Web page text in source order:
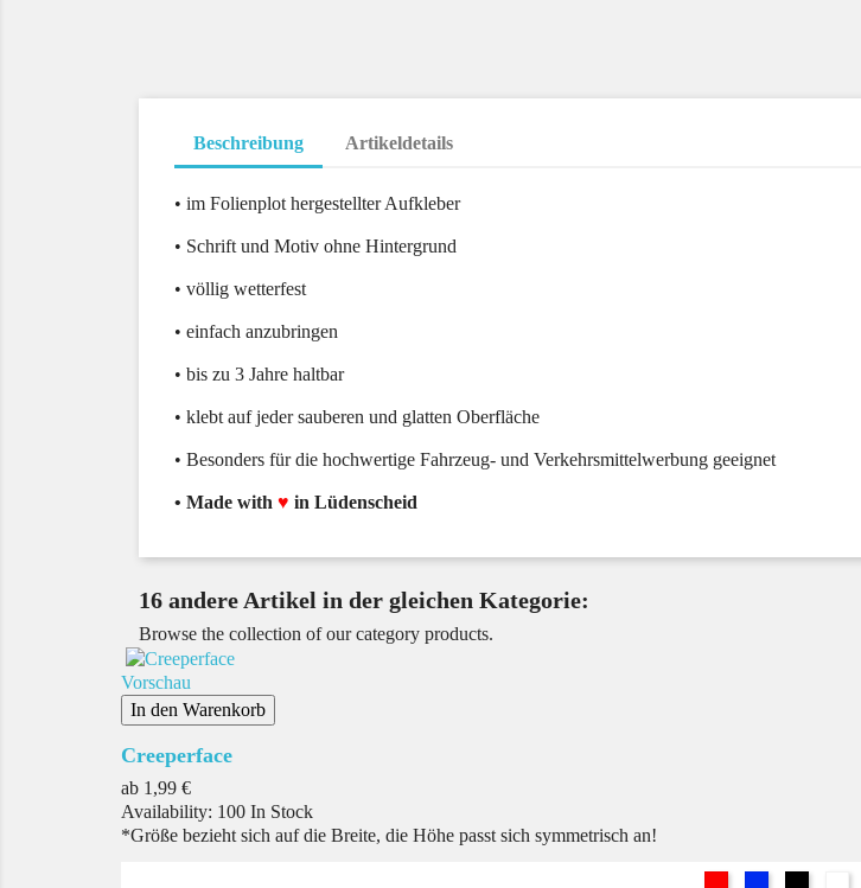
Beschreibung Artikeldetails
• im Folienplot hergestellter Aufkleber
• Schrift und Motiv ohne Hintergrund
• völlig wetterfest
• einfach anzubringen
• bis zu 3 Jahre haltbar
• klebt auf jeder sauberen und glatten Oberfläche
• Besonders für die hochwertige Fahrzeug- und Verkehrsmittelwerbung geeignet
• Made with ♥ in Lüdenscheid
16 andere Artikel in der gleichen Kategorie:
Browse the collection of our category products.
Vorschau
In den Warenkorb
Creeperface
ab Preis
1,99 €
Availability: 100 In Stock
*Größe bezieht sich auf die Breite, die Höhe passt sich symmetrisch an!